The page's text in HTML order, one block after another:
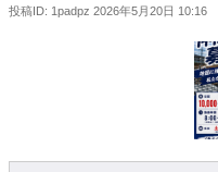
投稿ID: 1padpz 2026年5月20日 10:16